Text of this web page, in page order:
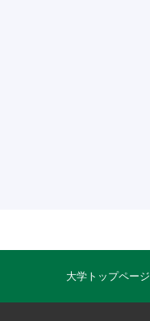
大学トップページ